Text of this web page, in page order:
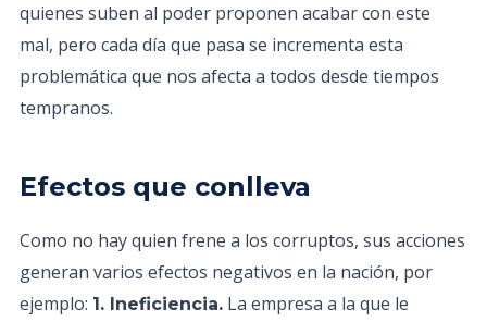
quienes suben al poder proponen acabar con este
mal, pero cada día que pasa se incrementa esta
problemática que nos afecta a todos desde tiempos
tempranos.
Efectos que conlleva
Como no hay quien frene a los corruptos, sus acciones
generan varios efectos negativos en la nación, por
ejemplo: 1. Ineficiencia. La empresa a la que le